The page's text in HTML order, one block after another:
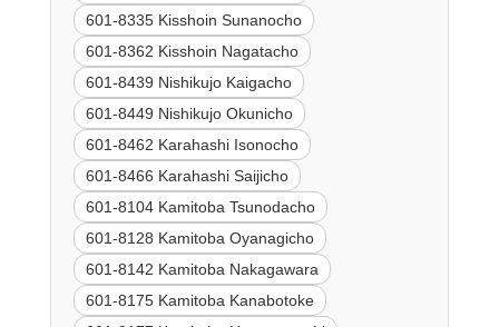
601-8335 Kisshoin Sunanocho
601-8362 Kisshoin Nagatacho
601-8439 Nishikujo Kaigacho
601-8449 Nishikujo Okunicho
601-8462 Karahashi Isonocho
601-8466 Karahashi Saijicho
601-8104 Kamitoba Tsunodacho
601-8128 Kamitoba Oyanagicho
601-8142 Kamitoba Nakagawara
601-8175 Kamitoba Kanabotoke